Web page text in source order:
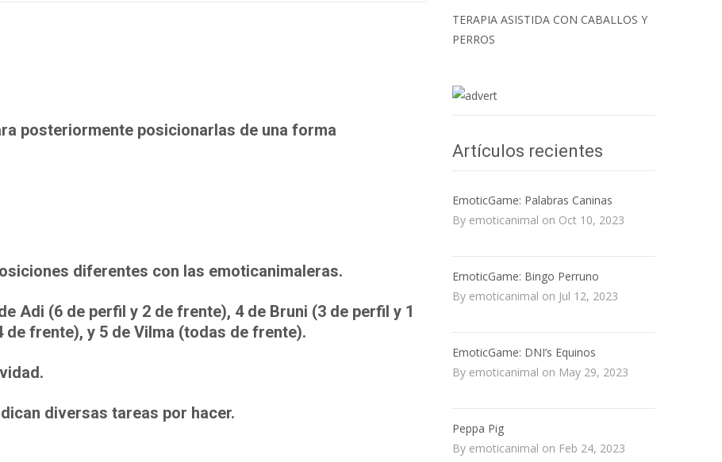
posteriormente posicionarlas de una forma
diferentes con las emoticanimaleras.
Adi (6 de perfil y 2 de frente), 4 de Bruni (3 de perfil y 1
frente), y 5 de Vilma (todas de frente).
diversas tareas por hacer.
TERAPIA ASISTIDA CON CABALLOS Y
PERROS
Artículos recientes
EmoticGame: Palabras Caninas
By emoticanimal on Oct 10, 2023
EmoticGame: Bingo Perruno
By emoticanimal on Jul 12, 2023
EmoticGame: DNI’s Equinos
By emoticanimal on May 29, 2023
Peppa Pig
By emoticanimal on Feb 24, 2023